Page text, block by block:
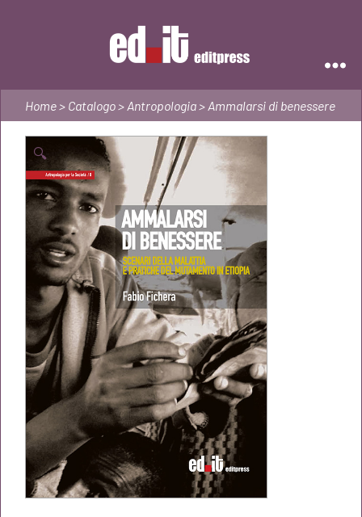
Home> Catalogo> Antropologia> Ammalarsi di benessere
🔍